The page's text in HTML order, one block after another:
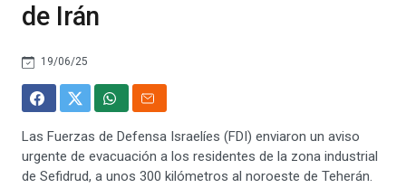
de Irán
19/06/25
Las Fuerzas de Defensa Israelíes (FDI) enviaron un aviso
urgente de evacuación a los residentes de la zona industrial
de Sefidrud, a unos 300 kilómetros al noroeste de Teherán.